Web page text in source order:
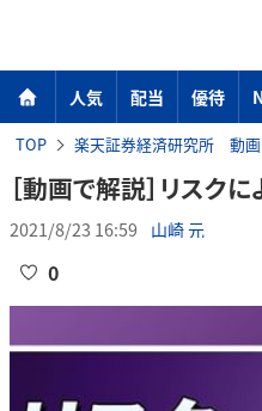
人気 配当 優待
TOP 楽天証券経済研究所 動画
［動画で解説］リスク
2021/8/23 16:59 山崎 元
0